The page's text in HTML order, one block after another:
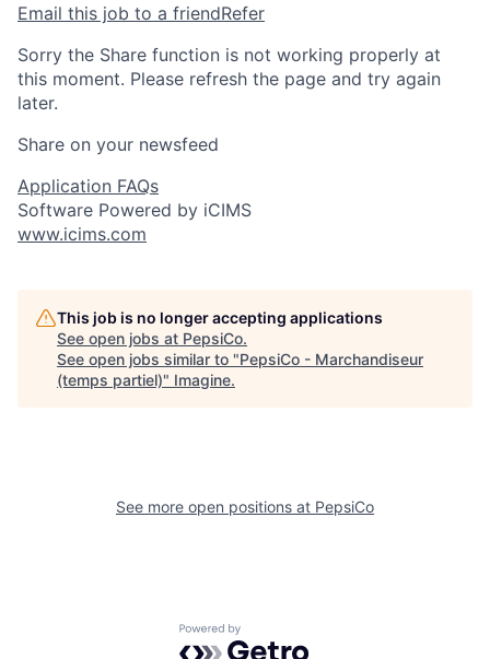
Email this job to a friendRefer
Sorry the Share function is not working properly at
this moment. Please refresh the page and try again
later.
Share on your newsfeed
Application FAQs
Software Powered by iCIMS
www.icims.com
This job is no longer accepting applications
See open jobs at PepsiCo.
See open jobs similar to "PepsiCo - Marchandiseur
(temps partiel)" Imagine.
See more open positions at PepsiCo
Powered by Getro.com